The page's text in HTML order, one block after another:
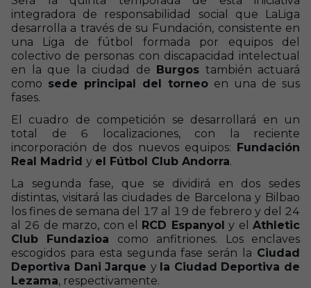
integradora de responsabilidad social que LaLiga
desarrolla a través de su Fundación, consistente en
una Liga de fútbol formada por equipos del
colectivo de personas con discapacidad intelectual
en la que la ciudad de Burgos también actuará
como sede principal del torneo en una de sus
fases.
El cuadro de competición se desarrollará en un
total de 6 localizaciones, con la reciente
incorporación de dos nuevos equipos: Fundación
Real Madrid y el Fútbol Club Andorra.
La segunda fase, que se dividirá en dos sedes
distintas, visitará las ciudades de Barcelona y Bilbao
los fines de semana del 17 al 19 de febrero y del 24
al 26 de marzo, con el RCD Espanyol y elAthletic
Club Fundazioa como anfitriones. Los enclaves
escogidos para esta segunda fase serán la Ciudad
Deportiva Dani Jarque y la Ciudad Deportiva de
Lezama, respectivamente.